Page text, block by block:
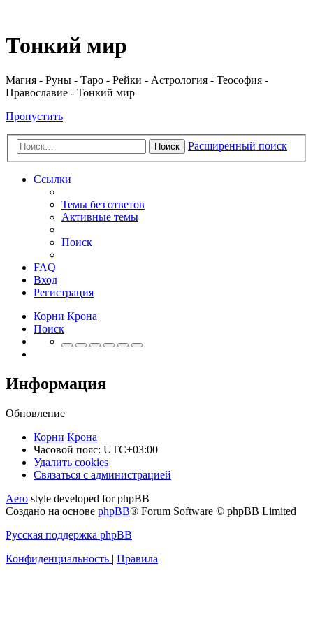
Тонкий мир
Магия - Руны - Таро - Рейки - Астрология - Теософия -
Православие - Тонкий мир
Пропустить
Поиск Расширенный поиск
Ссылки
Темы без ответов
Активные темы
Поиск
FAQ
Вход
Регистрация
Корни Крона
Поиск
Информация
Обновление
Корни Крона
Часовой пояс: UTC+03:00
Удалить cookies
Связаться
администрацией
Связаться с администрацией
Aero style developed for phpBB
Создано на основе phpBB® Forum Software © phpBB Limited
Русская поддержка phpBB
Конфиденциальность | Правила